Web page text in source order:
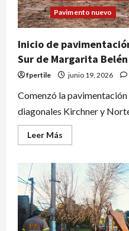
Pavimento nuevo
Inicio de
Sur de Margarita Belén
fpertile junio 19, 2026
Comenzó la
diagonales Kirchner y
Leer Más